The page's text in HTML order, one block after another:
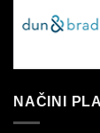
NAČINI